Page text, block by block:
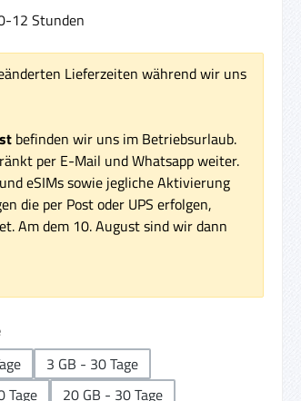
12 Stunden
Lieferzeiten während wir uns
befinden wir uns im Betriebsurlaub.
per E-Mail und Whatsapp weiter.
eSIMs sowie jegliche Aktivierung
die per Post oder UPS erfolgen,
Am dem 10. August sind wir dann
auswählen
3 GB - 30 Tage
Tage
20 GB - 30 Tage